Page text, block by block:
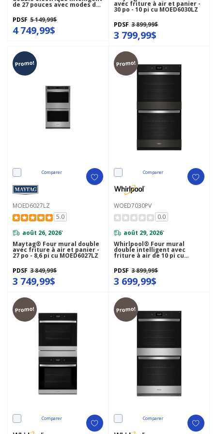
de 27 pouces avec modes de
cuisson assistée - Fini
PrintShield™ KOED727SPS
PDSF 5 149,99$
4 749,99$
avec friture à air et panier -
30 po - 10 pi cu MOED6030LZ
PDSF 3 899,99$
3 799,99$
Promo!
Comparer
MOED6027LZ
5.0
août 26, 2026*
Maytag® Four mural double
avec friture à air et panier -
27 po - 8,6 pi cu MOED6027LZ
PDSF 3 849,99$
3 749,99$
Promo!
Comparer
WOED7030PV
0.0
août 29, 2026*
Whirlpool® Four mural
double intelligent avec
friture à air de 10 pi cu
PDSF 3 899,99$
3 699,99$
Promo!
Comparer
Promo!
Comparer